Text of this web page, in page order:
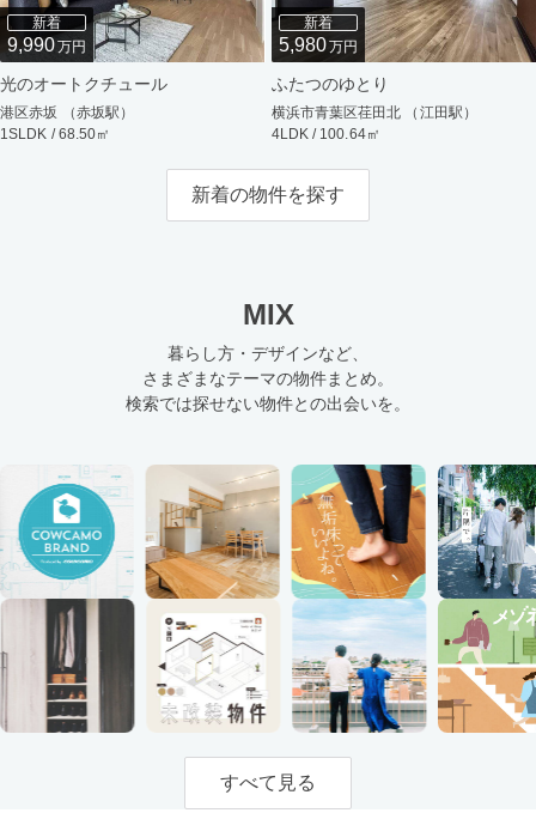
新着
9,990万円
光のオートクチュール
港区赤坂 （赤坂駅）
1SLDK / 68.50㎡
新着
5,980万円
ふたつのゆとり
横浜市青葉区荏田北 （江田駅）
4LDK / 100.64㎡
新着の物件を探す
MIX
暮らし方・デザインなど、
さまざまなテーマの物件まとめ。
検索では探せない物件との出会いを。
すべて見る